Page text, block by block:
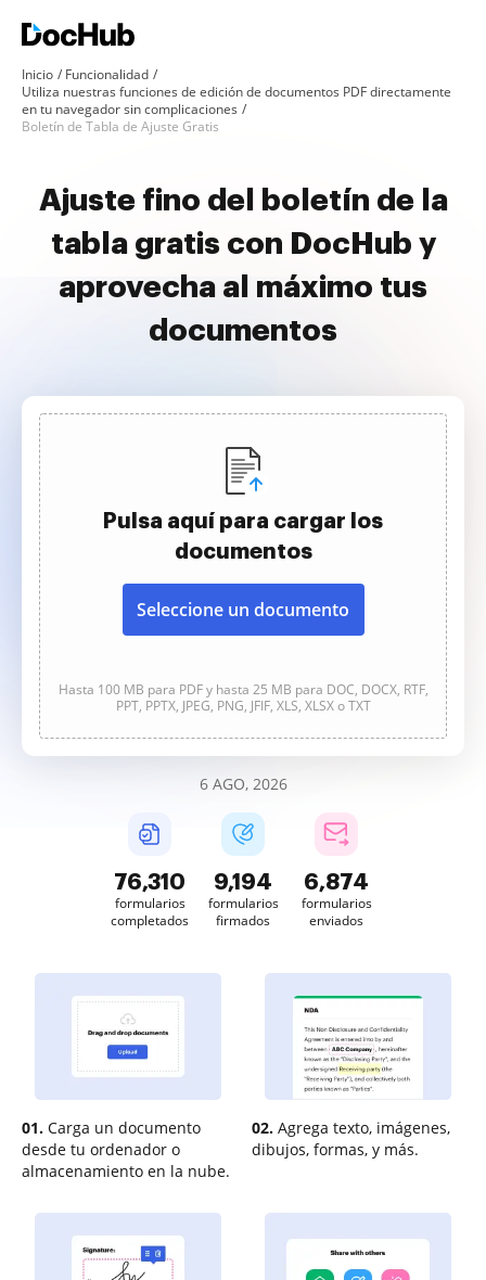
Inicio
Funcionalidad
Utiliza nuestras funciones de edición de documentos PDF directamente
en tu navegador sin complicaciones
Boletín de Tabla de Ajuste Gratis
Ajuste fino del boletín de la
tabla gratis con DocHub y
aprovecha al máximo tus
documentos
Pulsa aquí para cargar los
documentos
Seleccione un documento
Hasta 100 MB para PDF y hasta 25 MB para DOC, DOCX, RTF,
PPT, PPTX, JPEG, PNG, JFIF, XLS, XLSX o TXT
6 AGO, 2026
76,310
formularios
completados
9,194
formularios
firmados
6,874
formularios
enviados
01. Carga un documento
desde tu ordenador o
almacenamiento en la nube.
02. Agrega texto, imágenes,
dibujos, formas, y más.